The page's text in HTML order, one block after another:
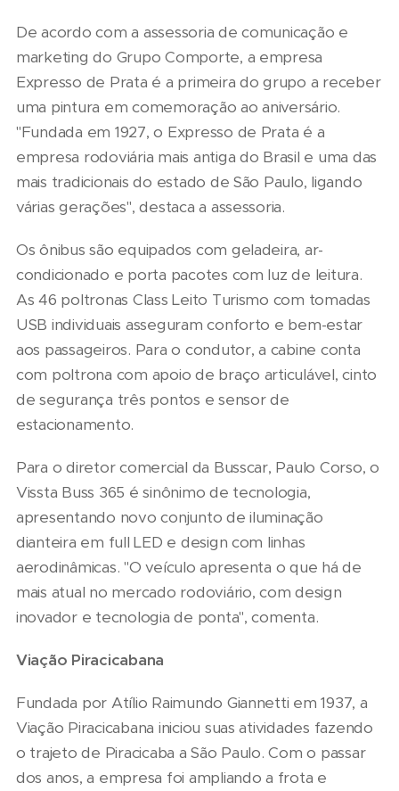
De acordo com a assessoria de comunicação e
marketing do Grupo Comporte, a empresa
Expresso de Prata é a primeira do grupo a receber
uma pintura em comemoração ao aniversário.
"Fundada em 1927, o Expresso de Prata é a
empresa rodoviária mais antiga do Brasil e uma das
mais tradicionais do estado de São Paulo, ligando
várias gerações", destaca a assessoria.
Os ônibus são equipados com geladeira, ar-
condicionado e porta pacotes com luz de leitura.
As 46 poltronas Class Leito Turismo com tomadas
USB individuais asseguram conforto e bem-estar
aos passageiros. Para o condutor, a cabine conta
com poltrona com apoio de braço articulável, cinto
de segurança três pontos e sensor de
estacionamento.
Para o diretor comercial da Busscar, Paulo Corso, o
Vissta Buss 365 é sinônimo de tecnologia,
apresentando novo conjunto de iluminação
dianteira em full LED e design com linhas
aerodinâmicas. "O veículo apresenta o que há de
mais atual no mercado rodoviário, com design
inovador e tecnologia de ponta", comenta.
Viação Piracicabana
Fundada por Atílio Raimundo Giannetti em 1937, a
Viação Piracicabana iniciou suas atividades fazendo
o trajeto de Piracicaba a São Paulo. Com o passar
dos anos, a empresa foi ampliando a frota e